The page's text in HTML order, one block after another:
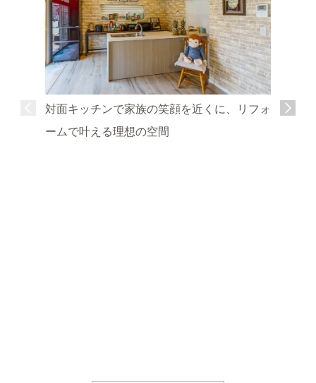
対面キッチンで家族の笑顔を近くに、リフォ
ームで叶える理想の空間